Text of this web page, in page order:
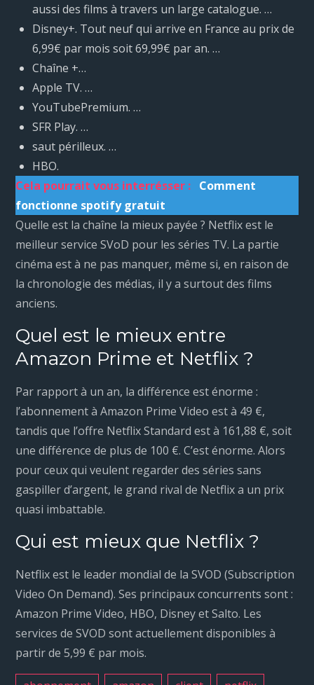
aussi des films à travers un large catalogue. …
Disney+. Tout neuf qui arrive en France au prix de
6,99€ par mois soit 69,99€ par an. …
Chaîne +…
Apple TV. …
YouTubePremium. …
SFR Play. …
saut périlleux. …
HBO.
Cela pourrait vous interrésser : Comment
fonctionne spotify gratuit
Quelle est la chaîne la mieux payée ? Netflix est le
meilleur service SVoD pour les séries TV. La partie
cinéma est à ne pas manquer, même si, en raison de
la chronologie des médias, il y a surtout des films
anciens.
Quel est le mieux entre
Amazon Prime et Netflix ?
Par rapport à un an, la différence est énorme :
l’abonnement à Amazon Prime Video est à 49 €,
tandis que l’offre Netflix Standard est à 161,88 €, soit
une différence de plus de 100 €. C’est énorme. Alors
pour ceux qui veulent regarder des séries sans
gaspiller d’argent, le grand rival de Netflix a un prix
quasi imbattable.
Qui est mieux que Netflix ?
Netflix est le leader mondial de la SVOD (Subscription
Video On Demand). Ses principaux concurrents sont :
Amazon Prime Video, HBO, Disney et Salto. Les
services de SVOD sont actuellement disponibles à
partir de 5,99 € par mois.